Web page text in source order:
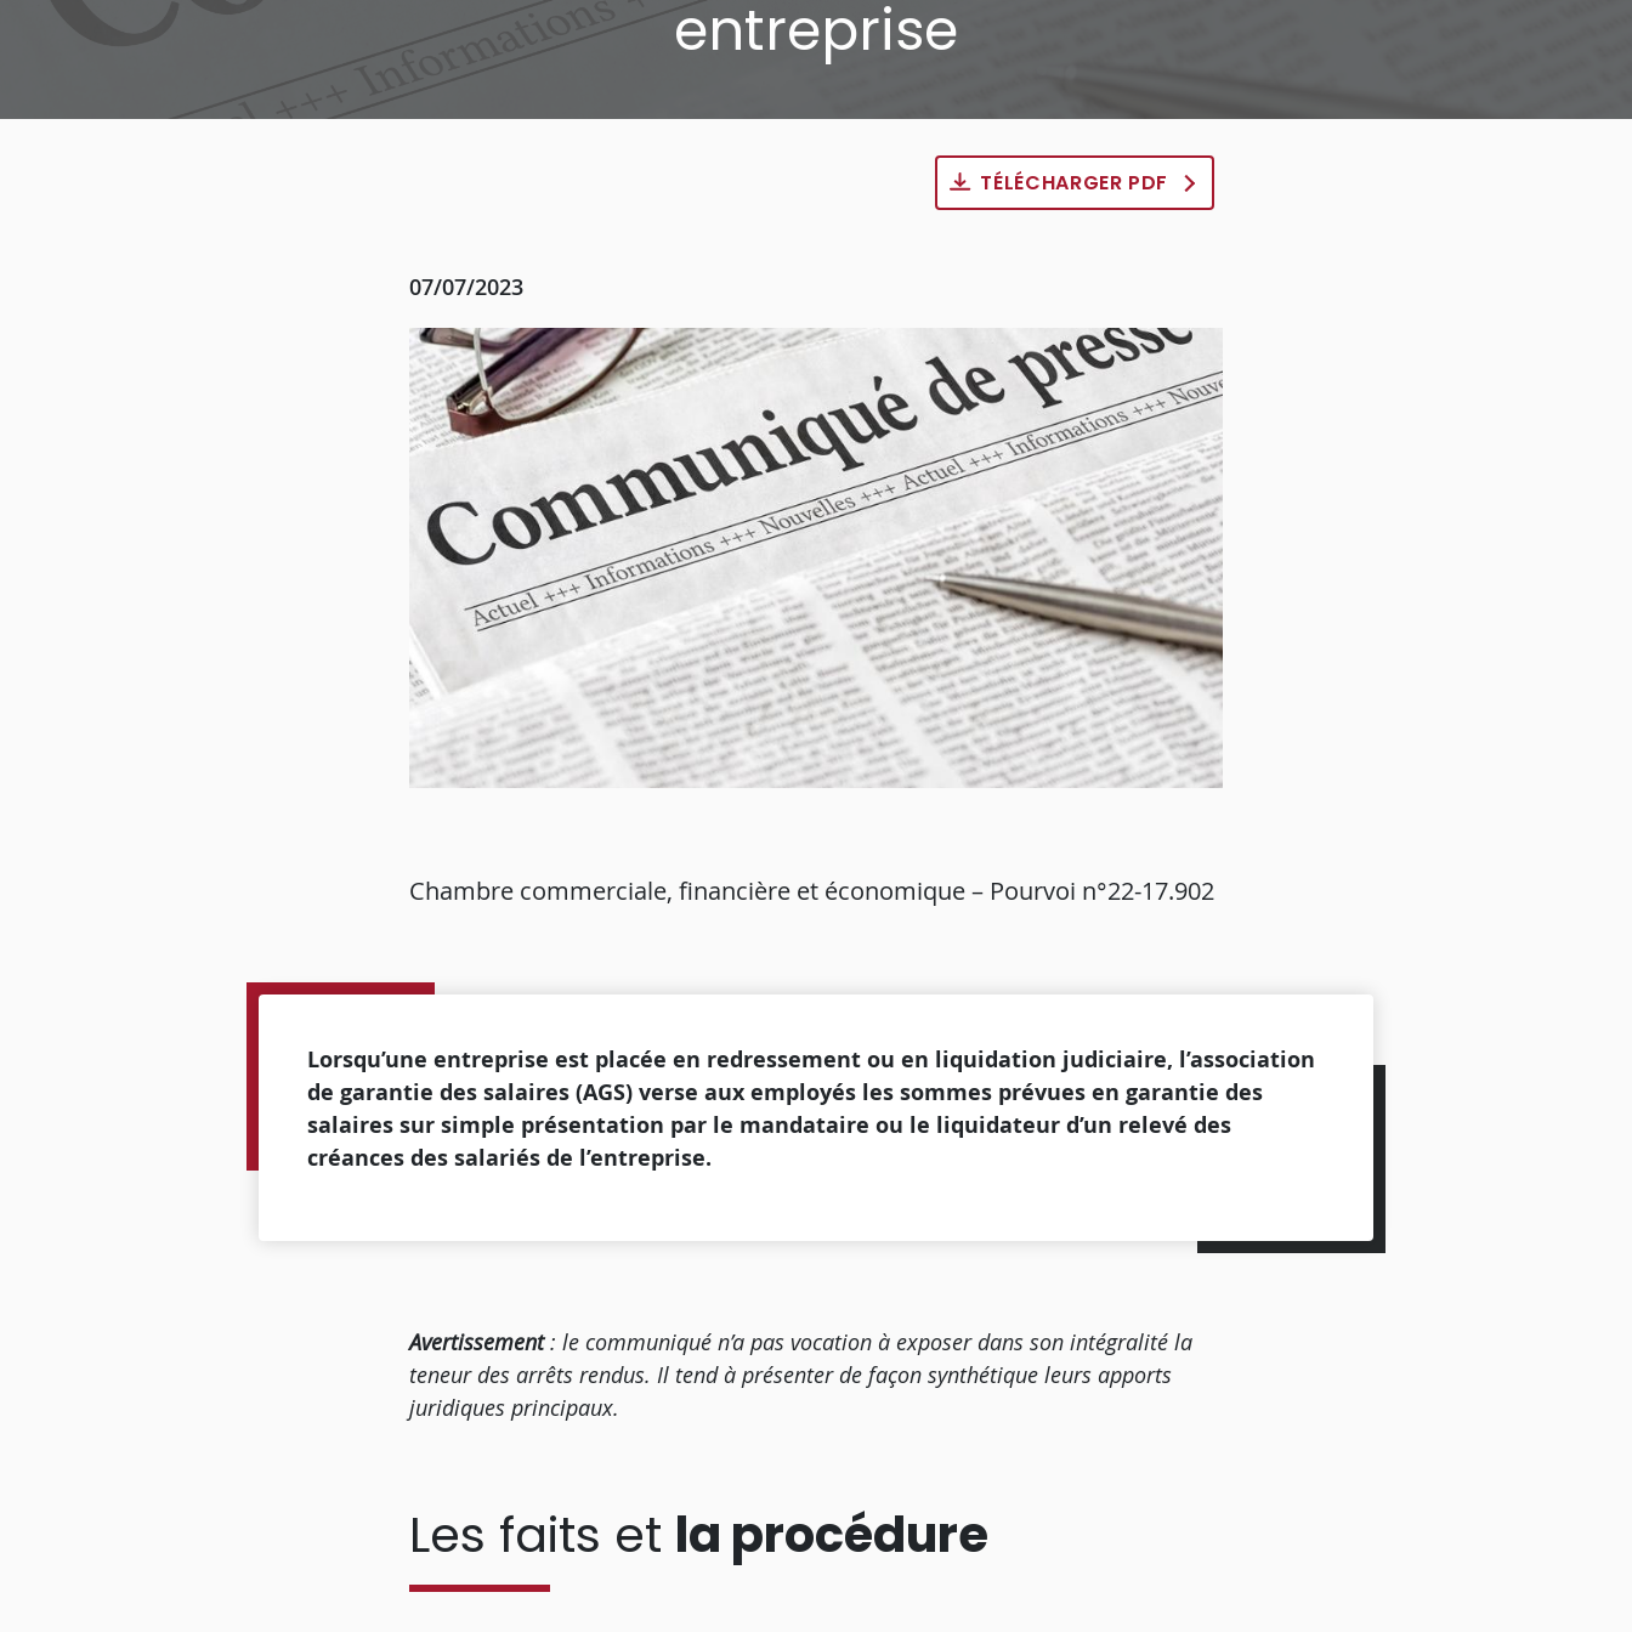
entreprise
TÉLÉCHARGER PDF
07/07/2023
Chambre commerciale, financière et économique – Pourvoi n°22-17.902
Lorsqu’une entreprise est placée en redressement ou en liquidation judiciaire, l’association
de garantie des salaires (AGS) verse aux employés les sommes prévues en garantie des
salaires sur simple présentation par le mandataire ou le liquidateur d’un relevé des
créances des salariés de l’entreprise.
Avertissement: le communiqué n’a pas vocation à exposer dans son intégralité la
teneur des arrêts rendus. Il tend à présenter de façon synthétique leurs apports
juridiques principaux.
Les faits et la procédure